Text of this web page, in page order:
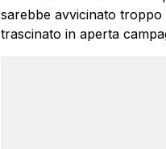
sarebbe avvicinato
trascinato in aperta